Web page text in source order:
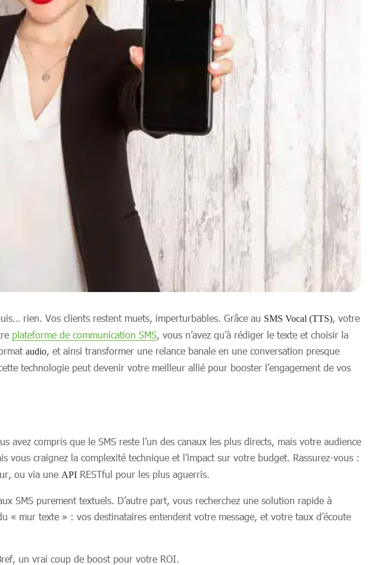
rien. Vos clients restent muets, imperturbables. Grâce au SMS Vocal (TTS), votre
plateforme de communication SMS, vous n’avez qu’à rédiger le texte et choisir la
audio, et ainsi transformer une relance banale en une conversation presque
technologie peut devenir votre meilleur allié pour booster l’engagement de vos
avez compris que le SMS reste l’un des canaux les plus directs, mais votre audience
vous craignez la complexité technique et l’impact sur votre budget. Rassurez-vous :
ou via une API RESTful pour les plus aguerris.
SMS purement textuels. D’autre part, vous recherchez une solution rapide à
« mur texte » : vos destinataires entendent votre message, et votre taux d’écoute
un vrai coup de boost pour votre ROI.